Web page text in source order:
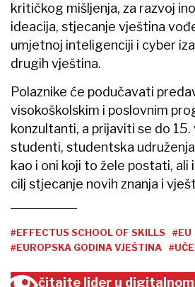
kritičkog mišljenja, za razvoj
ideacija, stjecanje vještina
umjetnoj inteligenciji i cyber
drugih vještina.
Polaznike će podučavati
visokoškolskim i poslovnim
konzultanti, a prijaviti se do
studenti, studentska
kao i oni koji to žele postati, ali
cilj stjecanje novih znanja i
#EFFECTUS SCHOOL OF SKILLS
#EU
#EUROPSKA GODINA VJEŠTINA
čitajte lider u digitalnom